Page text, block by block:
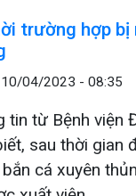
trường hợp bị
10/04/2023 - 08:35
tin từ Bệnh viện
sau thời gian
cá xuyên